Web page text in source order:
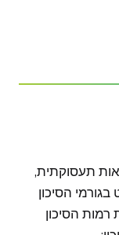
תעסוקתית,
הסיכון
הסיכון